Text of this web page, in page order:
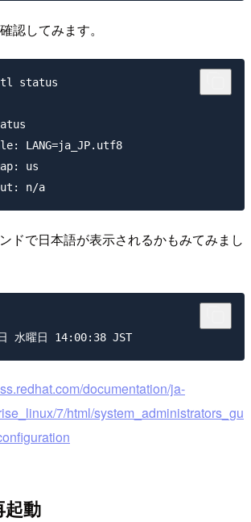
認してみます。
status
LANG=ja_JP.utf8
us
ドで日本語が表示されるかもみてみまし
documentation/ja-
7/html/system_administrators_gu
動